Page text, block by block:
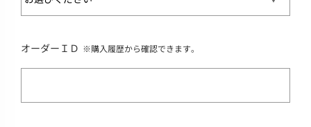
オーダーＩＤ ※購入履歴から確認できます。